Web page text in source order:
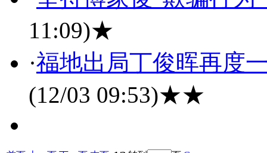
11:09)★
·福地出局丁俊晖再度
(12/03 09:53)★★